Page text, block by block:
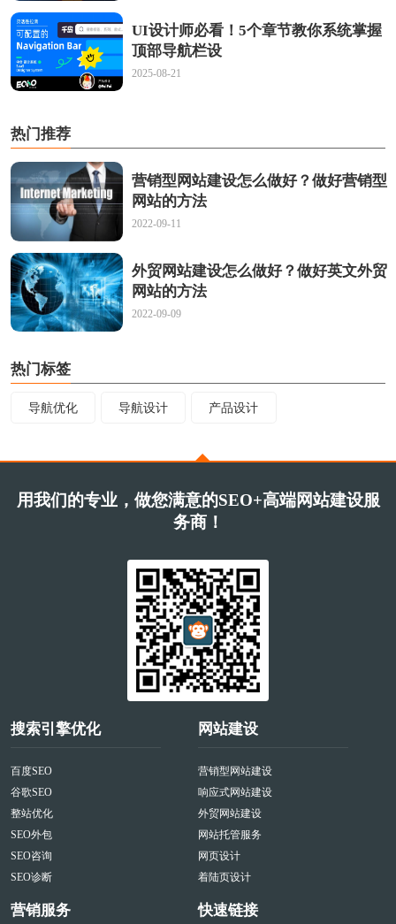
UI设计师必看！5个章节教你系统掌握
顶部导航栏设
2025-08-21
热门推荐
营销型网站建设怎么做好？做好营销型
网站的方法
2022-09-11
外贸网站建设怎么做好？做好英文外贸
网站的方法
2022-09-09
热门标签
导航优化 导航设计 产品设计
用我们的专业，做您满意的SEO+高端网站建设服
务商！
搜索引擎优化
百度SEO
谷歌SEO
整站优化
SEO外包
SEO咨询
SEO诊断
网站建设
营销型网站建设
响应式网站建设
外贸网站建设
网站托管服务
网页设计
着陆页设计
营销服务 快速链接